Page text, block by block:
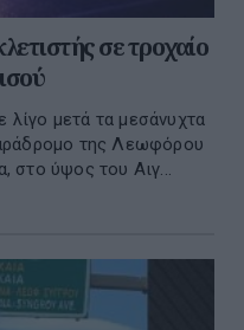
σε τροχαίο
μετά τα μεσάνυχτα
της Λεωφόρου
στο ύψος του Αιγ...